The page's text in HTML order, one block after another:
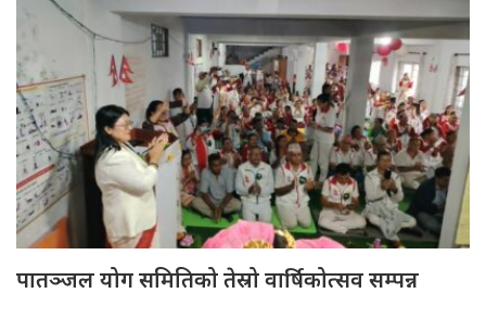
पातञ्जल योग समितिको तेस्रो वार्षिकोत्सव सम्पन्न